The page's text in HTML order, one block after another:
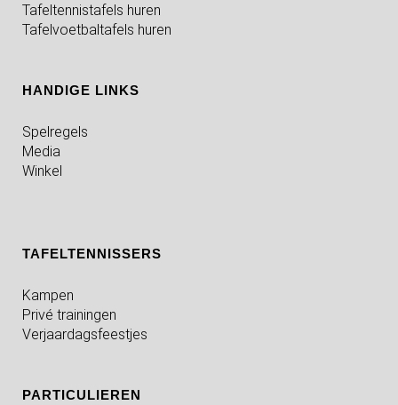
Tafeltennistafels huren
Tafelvoetbaltafels huren
HANDIGE LINKS
Spelregels
Media
Winkel
TAFELTENNISSERS
Kampen
Privé trainingen
Verjaardagsfeestjes
PARTICULIEREN